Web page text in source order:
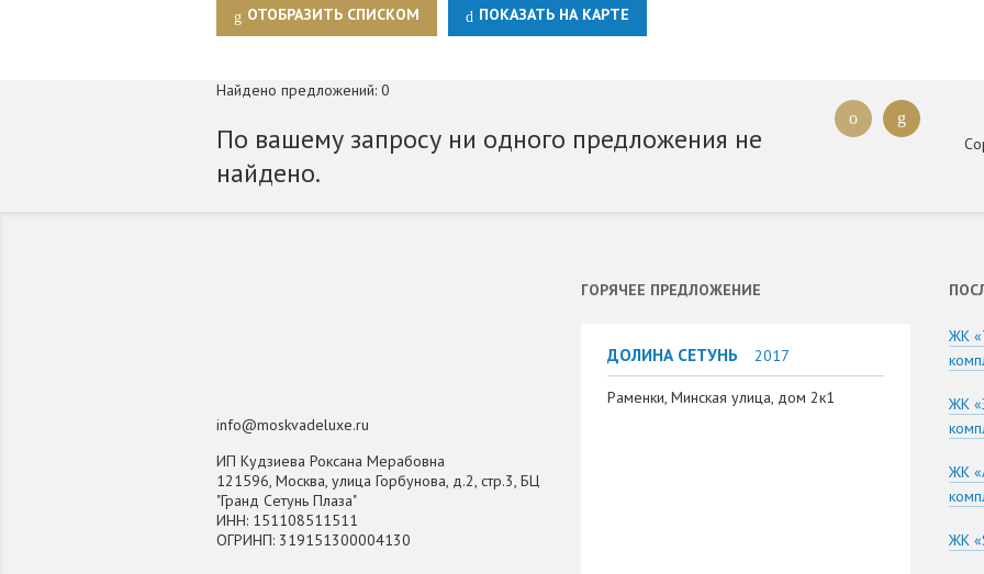
ОТОБРАЗИТЬ СПИСКОМ ПОКАЗАТЬ НА КАРТЕ
Найдено предложений: 0
По вашему запросу ни одного предложения не
найдено.
info@moskvadeluxe.ru
ИП Кудзиева Роксана Мерабовна
121596, Москва, улица Горбунова, д.2, стр.3, БЦ
"Гранд Сетунь Плаза"
ИНН: 151108511511
ОГРИНП: 319151300004130
ГОРЯЧЕЕ ПРЕДЛОЖЕНИЕ
ДОЛИНА СЕТУНЬ 2017
Раменки, Минская улица, дом 2к1
ЖК
ЖК
ЖК
ЖК